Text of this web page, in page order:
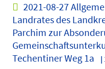
2021-08-27
Landrates des
Parchim zur
Techentiner Weg 1a
|